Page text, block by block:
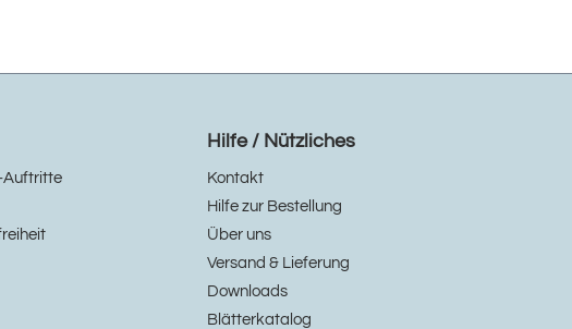
Hilfe / Nützliches
Kontakt
Hilfe zur Bestellung
Über uns
Versand & Lieferung
Downloads
Blätterkatalog